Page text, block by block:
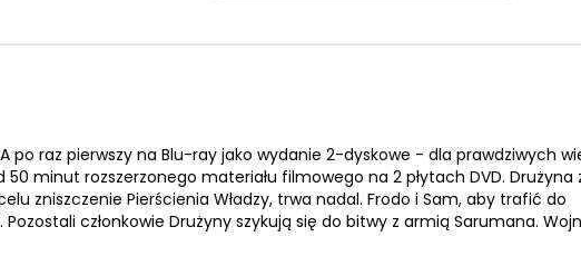
po raz pierwszy na Blu-ray jako wydanie 2-dyskowe - dla prawdziwych
50 minut rozszerzonego materiału filmowego na 2 płytach DVD. Drużyna
zniszczenie Pierścienia Władzy, trwa nadal. Frodo i Sam, aby trafić do
członkowie Drużyny szykują się do bitwy z armią Sarumana.